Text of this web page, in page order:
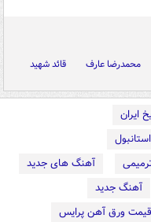
محمدرضا عارف قائد شهید
ایران
آهنگ های جدید
آهنگ جدید
قیمت ورق آهن پرایس